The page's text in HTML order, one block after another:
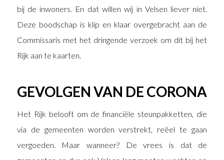
bij de inwoners. En dat willen wij in Velsen liever niet.
Deze boodschap is klip en klaar overgebracht aan de
Commissaris met het dringende verzoek om dit bij het
Rijk aan te kaarten.
GEVOLGEN VAN DE CORONA
Het Rijk belooft om de financiële steunpakketten, die
via de gemeenten worden verstrekt, reëel te gaan
vergoeden. Maar wanneer? De vrees is dat de